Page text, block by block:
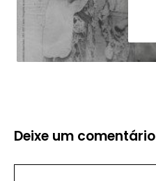
Deixe um comentário